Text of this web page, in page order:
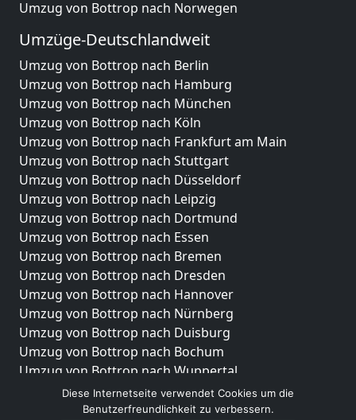
Umzug von Bottrop nach Norwegen
Umzüge-Deutschlandweit
Umzug von Bottrop nach Berlin
Umzug von Bottrop nach Hamburg
Umzug von Bottrop nach München
Umzug von Bottrop nach Köln
Umzug von Bottrop nach Frankfurt am Main
Umzug von Bottrop nach Stuttgart
Umzug von Bottrop nach Düsseldorf
Umzug von Bottrop nach Leipzig
Umzug von Bottrop nach Dortmund
Umzug von Bottrop nach Essen
Umzug von Bottrop nach Bremen
Umzug von Bottrop nach Dresden
Umzug von Bottrop nach Hannover
Umzug von Bottrop nach Nürnberg
Umzug von Bottrop nach Duisburg
Umzug von Bottrop nach Bochum
Umzug von Bottrop nach Wuppertal
Umzug von Bottrop nach Bielefeld
Umzug von Bottrop nach Bonn
Diese Internetseite verwendet Cookies um die
Benutzerfreundlichkeit zu verbessern.